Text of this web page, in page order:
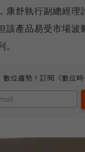
康舒執行副總經
該產品易受市場
位趨勢！訂閱《數位